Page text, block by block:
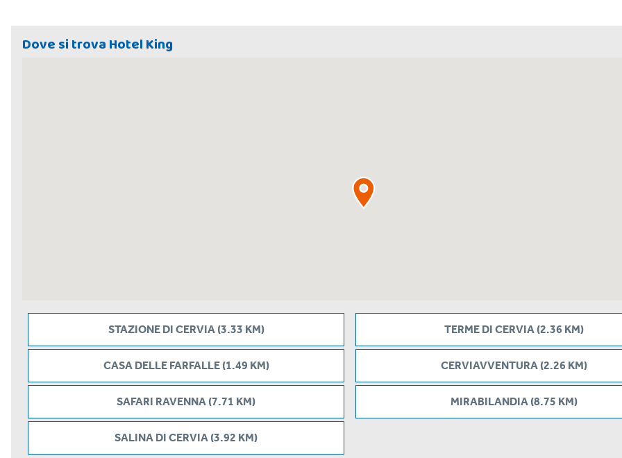
Dove si trova Hotel King
STAZIONE DI CERVIA (3.33 KM) TERME DI CERVIA (2.36 KM)
CASA DELLE FARFALLE (1.49 KM) CERVIAVVENTURA (2.26 KM)
SAFARI RAVENNA (7.71 KM) MIRABILANDIA (8.75 KM)
SALINA DI CERVIA (3.92 KM)